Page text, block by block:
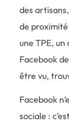
des
de
une TPE,
Facebook
être vu,
Facebook
sociale :